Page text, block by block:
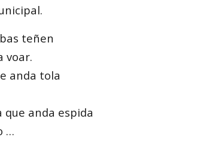
teñen
voar.
anda tola
que anda espida
…